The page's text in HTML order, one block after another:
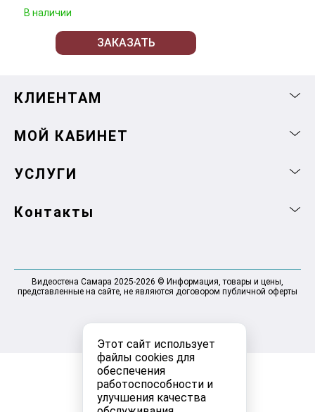
Этот сайт использует
файлы cookies для
обеспечения
работоспособности и
улучшения качества
В наличии
ЗАКАЗАТЬ
КЛИЕНТАМ
МОЙ КАБИНЕТ
УСЛУГИ
Контакты
Видеостена Самара 2025-2026 © Информация, товары и цены,
представленные на сайте, не являются договором публичной оферты